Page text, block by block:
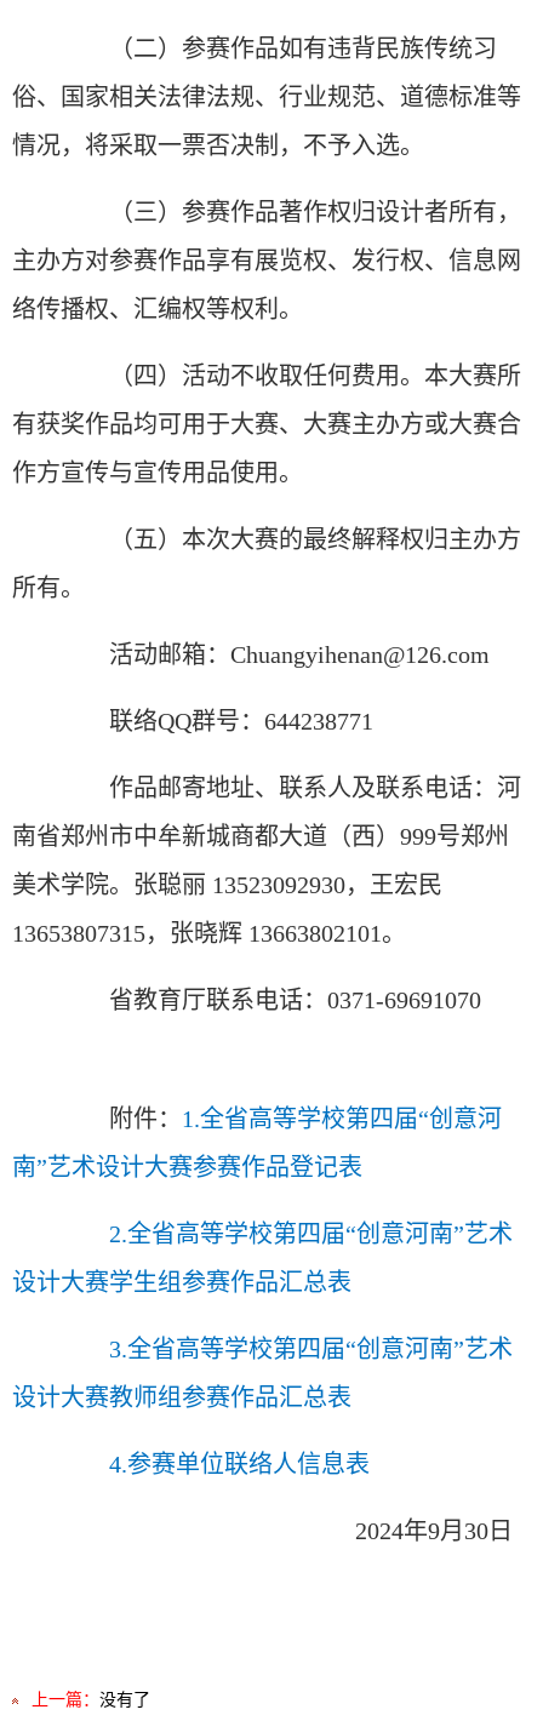
（二）参赛作品如有违背民族传统习
俗、国家相关法律法规、行业规范、道德标准等
情况，将采取一票否决制，不予入选。
（三）参赛作品著作权归设计者所有，
主办方对参赛作品享有展览权、发行权、信息网
络传播权、汇编权等权利。
（四）活动不收取任何费用。本大赛所
有获奖作品均可用于大赛、大赛主办方或大赛合
作方宣传与宣传用品使用。
（五）本次大赛的最终解释权归主办方
所有。
活动邮箱：Chuangyihenan@126.com
联络QQ群号：644238771
作品邮寄地址、联系人及联系电话：河
南省郑州市中牟新城商都大道（西）999号郑州
美术学院。张聪丽 13523092930，王宏民
13653807315，张晓辉 13663802101。
省教育厅联系电话：0371-69691070
附件： 1.全省高等学校第四届“创意河
南”艺术设计大赛参赛作品登记表
2.全省高等学校第四届“创意河南”艺术
设计大赛学生组参赛作品汇总表
3.全省高等学校第四届“创意河南”艺术
设计大赛教师组参赛作品汇总表
4.参赛单位联络人信息表
2024年9月30日
上一篇： 没有了